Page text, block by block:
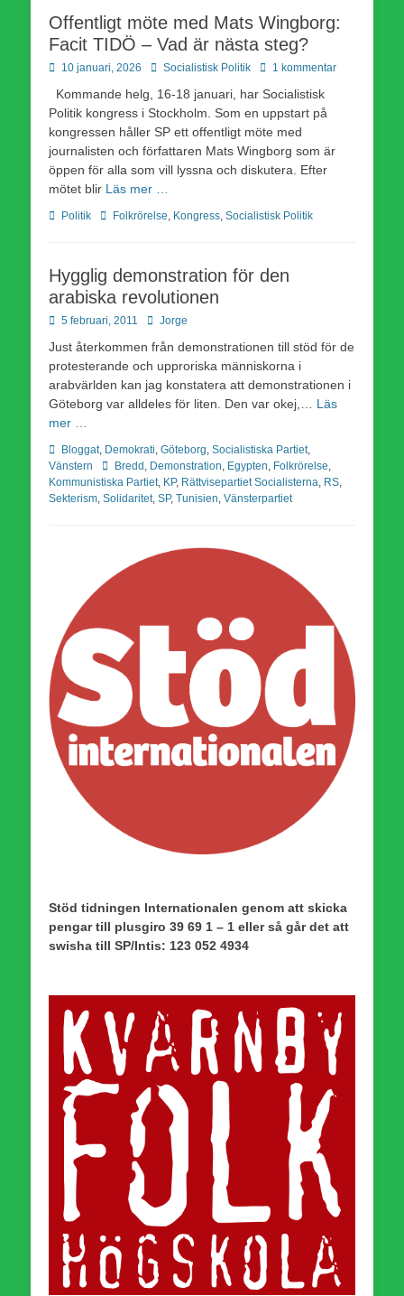
Offentligt möte med Mats Wingborg:
Facit TIDÖ – Vad är nästa steg?
Publicerad
10 januari, 2026 Författare
Socialistisk Politik 1 kommentar
Kommande helg, 16-18 januari, har Socialistisk
Politik kongress i Stockholm. Som en uppstart på
kongressen håller SP ett offentligt möte med
journalisten och författaren Mats Wingborg som är
öppen för alla som vill lyssna och diskutera. Efter
mötet blir Läs mer …
Kategorier
Politik Etiketter
Folkrörelse Kongress Socialistisk Politik
Hygglig demonstration för den
arabiska revolutionen
Publicerad
5 februari, 2011 Författare
Jorge
Just återkommen från demonstrationen till stöd för de
protesterande och upproriska människorna i
arabvärlden kan jag konstatera att demonstrationen i
Göteborg var alldeles för liten. Den var okej,… Läs
mer …
Kategorier
Bloggat, Demokrati Göteborg Socialistiska Partiet,
Vänstern
Etiketter
Bredd Demonstration Egypten Folkrörelse
Kommunistiska Partiet, KP, Rättvisepartiet Socialisterna RS
Sekterism Solidaritet, SP, Tunisien Vänsterpartiet
Stöd tidningen Internationalen genom att skicka
pengar till plusgiro 39 69 1 – 1 eller så går det att
swisha till SP/Intis: 123 052 4934